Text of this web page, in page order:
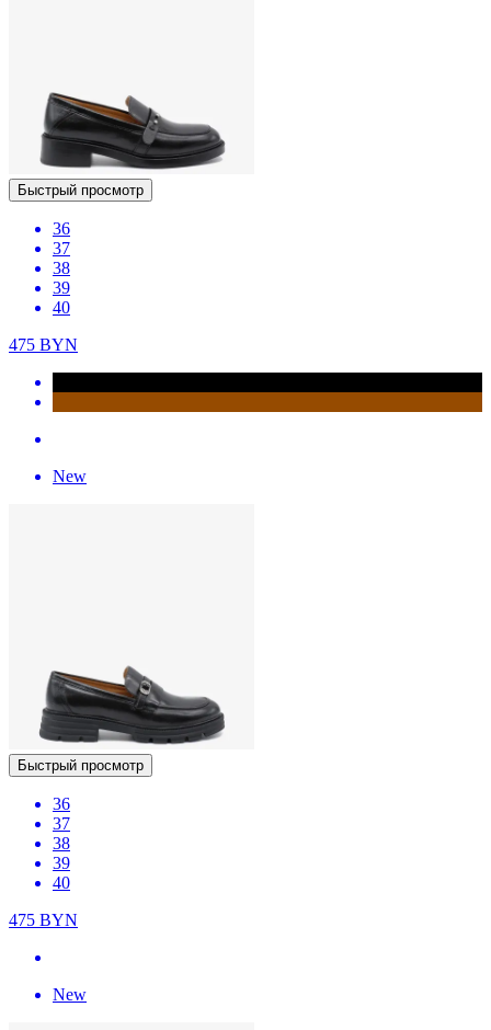
Быстрый просмотр
36
37
38
39
40
475 BYN
New
Быстрый просмотр
36
37
38
39
40
475 BYN
New